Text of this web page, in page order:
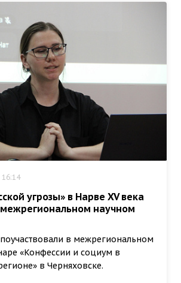
16:14
угрозы» в Нарве XV века
научном
в межрегиональном
«Конфессии и социум в
в Черняховске.